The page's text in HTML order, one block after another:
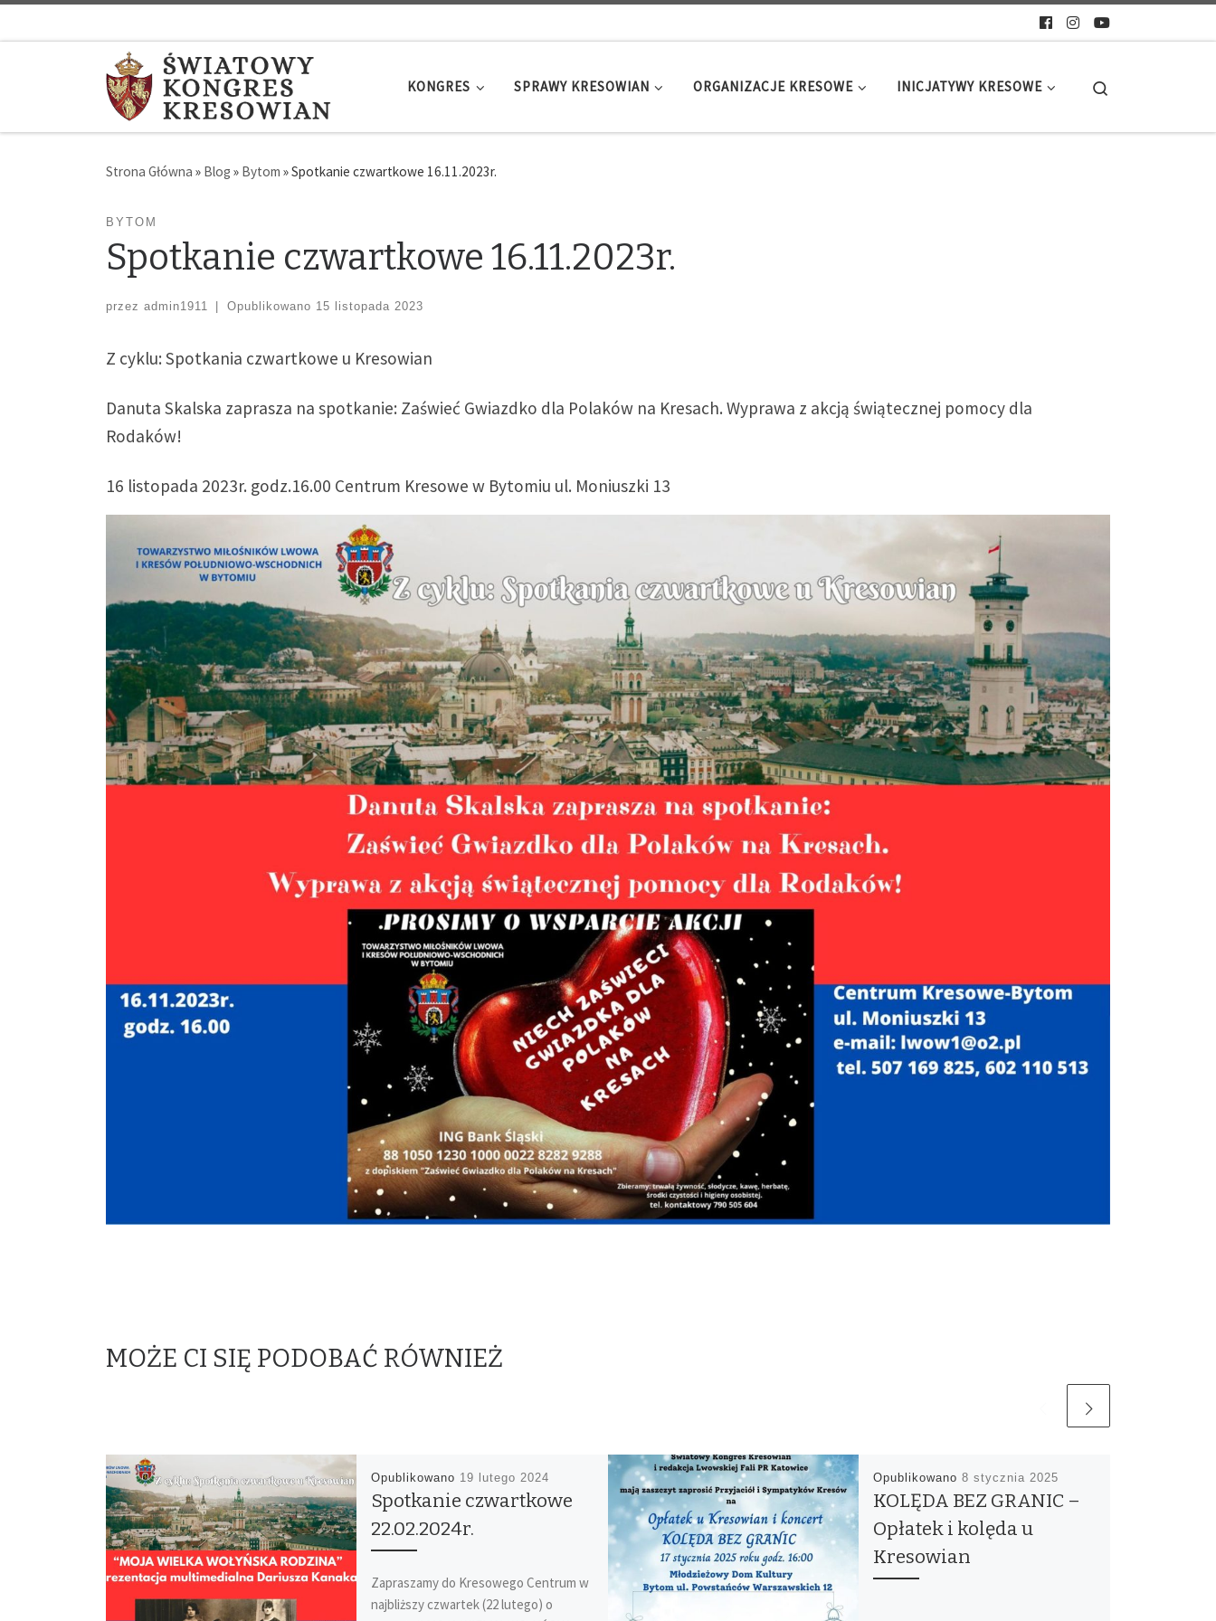
KONGRES SPRAWY KRESOWIAN ORGANIZACJE KRESOWE INICJATYWY KRESOWE
Strona Główna » Blog » Bytom »Spotkanie czwartkowe 16.11.2023r.
BYTOM
Spotkanie czwartkowe 16.11.2023r.
przez admin1911 Opublikowano 15 listopada 2023
Z cyklu: Spotkania czwartkowe u Kresowian
Danuta Skalska zaprasza na spotkanie: Zaświeć Gwiazdko dla Polaków na Kresach. Wyprawa z akcją świątecznej pomocy dla
Rodaków!
16 listopada 2023r. godz.16.00 Centrum Kresowe w Bytomiu ul. Moniuszki 13
MOŻE CI SIĘ PODOBAĆ RÓWNIEŻ
Opublikowano 19 lutego 2024
Spotkanie czwartkowe
22.02.2024r.
Zapraszamy do Kresowego Centrum w
najbliższy czwartek (22 lutego) o
Opublikowano 8 stycznia 2025
KOLĘDA BEZ GRANIC –
Opłatek i kolęda u
Kresowian